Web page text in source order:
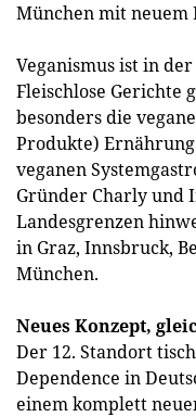
München mit
Veganismus ist in
Fleischlose Gerichte
besonders die
Produkte)
veganen
Gründer Charly und
Landesgrenzen
in Graz, Innsbruck,
München.
Neues Konzept,
Der 12. Standort
Dependence in
einem komplett